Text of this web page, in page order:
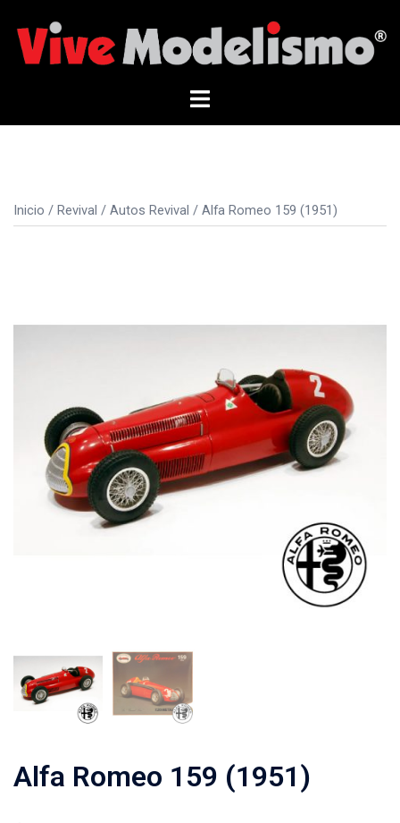
contenido
Alternar
Inicio / Revival / Autos Revival / Alfa Romeo 159 (1951)
Alfa Romeo 159 (1951)